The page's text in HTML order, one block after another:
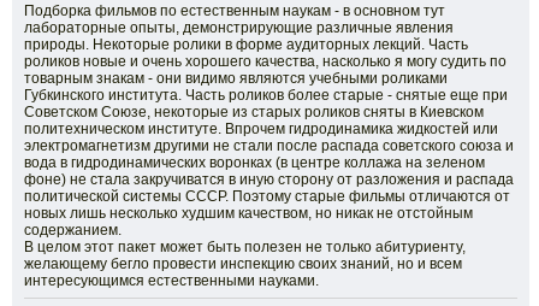
Подборка фильмов по естественным наукам - в основном тут
лабораторные опыты, демонстрирующие различные явления
природы. Некоторые ролики в форме аудиторных лекций. Часть
роликов новые и очень хорошего качества, насколько я могу судить по
товарным знакам - они видимо являются учебными роликами
Губкинского института. Часть роликов более старые - снятые еще при
Советском Союзе, некоторые из старых роликов сняты в Киевском
политехническом институте. Впрочем гидродинамика жидкостей или
электромагнетизм другими не стали после распада советского союза и
вода в гидродинамических воронках (в центре коллажа на зеленом
фоне) не стала закручиватся в иную сторону от разложения и распада
политической системы СССР. Поэтому старые фильмы отличаются от
новых лишь несколько худшим качеством, но никак не отстойным
содержанием.
В целом этот пакет может быть полезен не только абитуриенту,
желающему бегло провести инспекцию своих знаний, но и всем
интересующимся естественными науками.